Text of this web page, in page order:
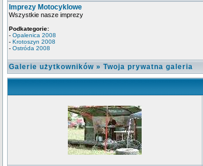
Imprezy Motocyklowe
Wszystkie nasze imprezy
Podkategorie:
- Opalenica 2008
- Krotoszyn 2008
- Ostróda 2008
Galerie użytkowników » Twoja prywatna galeria